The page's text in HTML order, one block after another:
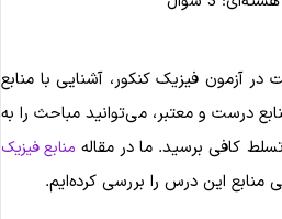
آزمون فیزیک کنکور، آشنایی با منابع
درست و معتبر، می‌توانید مباحث را به
کافی برسید. ما در مقالهمنابع فیزیک
این درس را بررسی کرده‌ایم.